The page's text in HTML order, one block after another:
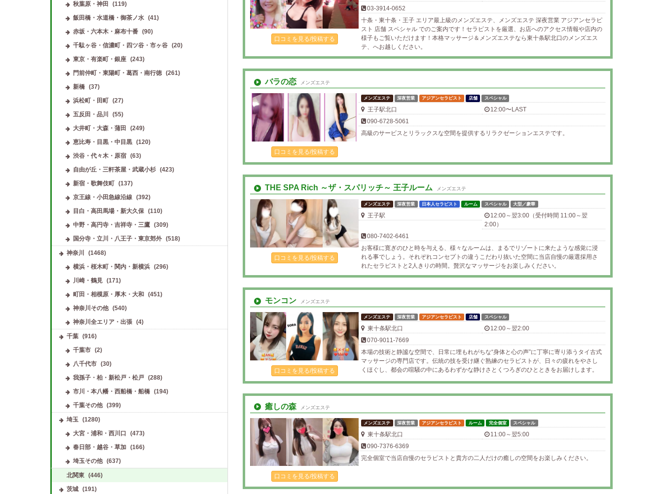
口コミを見る/投稿する
03-3914-0652
十条・東十条・王子 エリア最上級のメンズエステ、メンズエステ 深夜営業 アジアンセラピ
スト 店舗 スペシャル でのご案内です！セラピストを厳選、お店へのアクセス情報や店内の
様子もご覧いただけます！本格マッサージ＆メンズエステなら東十条駅北口のメンズエス
テ、へお越しください。
バラの恋 メンズエステ
口コミを見る/投稿する
メンズエステ 深夜営業 アジアンセラピスト 店舗 スペシャル
王子駅北口
12:00〜LAST
090-6728-5061
高級のサービスとリラックスな空間を提供するリラクゼーションエステです。
THE SPA Rich ～ザ・スパリッチ～ 王子ルーム メンズエステ
口コミを見る/投稿する
メンズエステ 深夜営業 日本人セラピスト ルーム スペシャル 大型／豪華
王子駅
12:00～翌3:00（受付時間 11:00～翌
2:00）
080-7402-6461
お客様に寛ぎのひと時を与える、様々なルームは、まるでリゾートに来たような感覚に浸
れる事でしょう。それぞれコンセプトの違うこだわり抜いた空間に当店自慢の厳選採用さ
れたセラピストと2人きりの時間。贅沢なマッサージをお楽しみください。
モンコン メンズエステ
口コミを見る/投稿する
メンズエステ 深夜営業 アジアンセラピスト 店舗 スペシャル
東十条駅北口
12:00～翌2:00
070-9011-7669
本場の技術と静謐な空間で、日常に埋もれがちな“身体と心の声”に丁寧に寄り添うタイ古式
マッサージの専門店です。伝統の技を受け継ぐ熟練のセラピストが、日々の疲れをやさし
くほぐし、都会の喧騒の中にあるわずかな静けさとくつろぎのひとときをお届けします。
癒しの森 メンズエステ
口コミを見る/投稿する
メンズエステ 深夜営業 アジアンセラピスト ルーム 完全個室 スペシャル
東十条駅北口
11:00～翌5:00
090-7376-6369
完全個室で当店自慢のセラピストと貴方の二人だけの癒しの空間をお楽しみください。
秋葉原・神田
(119)
飯田橋・水道橋・御茶ノ水
(41)
赤坂・六本木・麻布十番
(90)
千駄ヶ谷・信濃町・四ツ谷・市ヶ谷
(20)
東京・有楽町・銀座
(243)
門前仲町・東陽町・葛西・南行徳
(261)
新橋
(37)
浜松町・田町
(27)
五反田・品川
(55)
大井町・大森・蒲田
(249)
恵比寿・目黒・中目黒
(120)
渋谷・代々木・原宿
(63)
自由が丘・三軒茶屋・武蔵小杉
(423)
新宿・歌舞伎町
(137)
京王線・小田急線沿線
(392)
目白・高田馬場・新大久保
(110)
中野・高円寺・吉祥寺・三鷹
(309)
国分寺・立川・八王子・東京郊外
(518)
神奈川
(1468)
横浜・桜木町・関内・新横浜
(296)
川崎・鶴見
(171)
町田・相模原・厚木・大和
(451)
神奈川その他
(540)
神奈川全エリア・出張
(4)
千葉 (916)
千葉市
(2)
八千代市
(30)
我孫子・柏・新松戸・松戸
(288)
市川・本八幡・西船橋・船橋
(194)
千葉その他
(399)
埼玉
(1280)
大宮・浦和・西川口
(473)
春日部・越谷・草加
(166)
埼玉その他
(637)
北関東 (446)
茨城 (191)